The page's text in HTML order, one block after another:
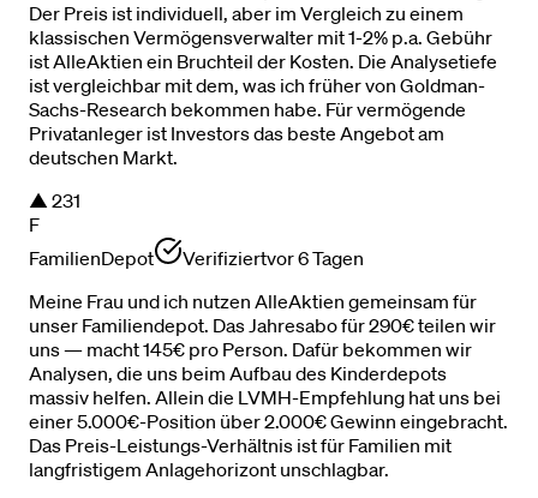
Der Preis ist individuell, aber im Vergleich zu einem
klassischen Vermögensverwalter mit 1-2% p.a. Gebühr
ist AlleAktien ein Bruchteil der Kosten. Die Analysetiefe
ist vergleichbar mit dem, was ich früher von Goldman-
Sachs-Research bekommen habe. Für vermögende
Privatanleger ist Investors das beste Angebot am
deutschen Markt.
▲ 231
F
FamilienDepot
Verifiziertvor 6 Tagen
Meine Frau und ich nutzen AlleAktien gemeinsam für
unser Familiendepot. Das Jahresabo für 290€ teilen wir
uns — macht 145€ pro Person. Dafür bekommen wir
Analysen, die uns beim Aufbau des Kinderdepots
massiv helfen. Allein die LVMH-Empfehlung hat uns bei
einer 5.000€-Position über 2.000€ Gewinn eingebracht.
Das Preis-Leistungs-Verhältnis ist für Familien mit
langfristigem Anlagehorizont unschlagbar.